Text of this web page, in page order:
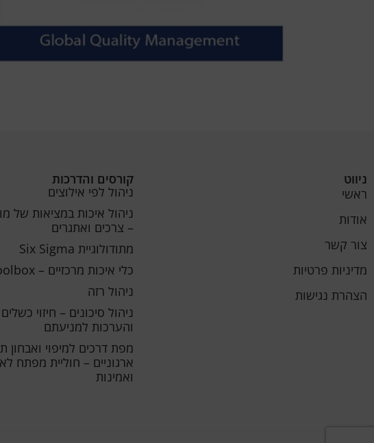
ניווט
ראשי
אודות
צור קשר
מדיניות פרטיות
הצהרת נגישות
קורסים והדרכות
ניהול לפי אילוצים
ניהול איכות במציאות של
– צרכים ואתגרים
מתודולוגיית Six Sigma
כלי איכות מרכזיים – Quality Toolbox
ניהול רזה
ניהול סיכונים – חיזוי
והערכות למניעתם
מפת דרכים למיפוי ואבחון
ארגוניים – חוליית מפתח
ואמינות